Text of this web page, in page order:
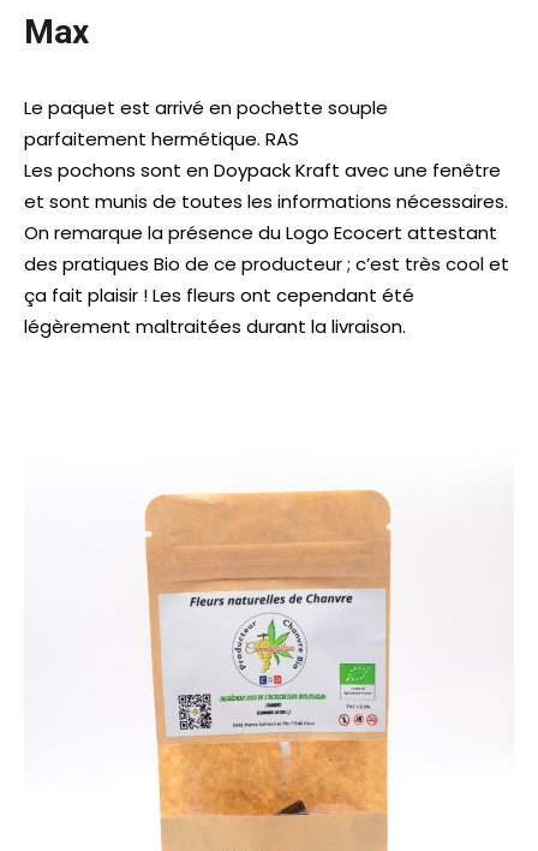
Max
Le paquet est arrivé en pochette souple
parfaitement hermétique. RAS
Les pochons sont en Doypack Kraft avec une fenêtre
et sont munis de toutes les informations nécessaires.
On remarque la présence du Logo Ecocert attestant
des pratiques Bio de ce producteur ; c’est très cool et
ça fait plaisir ! Les fleurs ont cependant été
légèrement maltraitées durant la livraison.